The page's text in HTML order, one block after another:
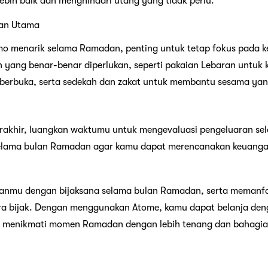
Utama
menarik selama Ramadan, penting untuk tetap fokus pada
yang benar-benar diperlukan, seperti pakaian Lebaran untuk
serta sedekah dan zakat untuk membantu sesama
luangkan waktumu untuk mengevaluasi pengeluaran
bulan Ramadan agar kamu dapat merencanakan
dengan bijaksana selama bulan Ramadan, serta
bijak. Dengan menggunakan Atome, kamu dapat belanja
momen Ramadan dengan lebih tenang dan